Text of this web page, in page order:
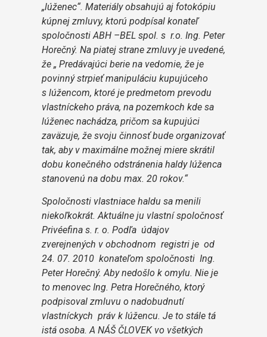
„lúženec“. Materiály obsahujú aj fotokópiu
kúpnej zmluvy, ktorú podpísal konateľ
spoločnosti ABH –BEL spol. s r.o. Ing. Peter
Horečný. Na piatej strane zmluvy je uvedené,
že „ Predávajúci berie na vedomie, že je
povinný strpieť manipuláciu kupujúceho
s lúžencom, ktoré je predmetom prevodu
vlastníckeho práva, na pozemkoch kde sa
lúženec nachádza, pričom sa kupujúci
zaväzuje, že svoju činnosť bude organizovať
tak, aby v maximálne možnej miere skrátil
dobu konečného odstránenia haldy lúženca
stanovenú na dobu max. 20 rokov.“
Spoločnosti vlastniace haldu sa menili
niekoľkokrát. Aktuálne ju vlastní spoločnosť
Privéefina s. r. o. Podľa údajov
zverejnených v obchodnom registri je od
24. 07. 2010 konateľom spoločnosti Ing.
Peter Horečný. Aby nedošlo k omylu. Nie je
to menovec Ing. Petra Horečného, ktorý
podpisoval zmluvu o nadobudnutí
vlastníckych práv k lúžencu. Je to stále tá
istá osoba. A NÁŠ ČLOVEK vo všetkých